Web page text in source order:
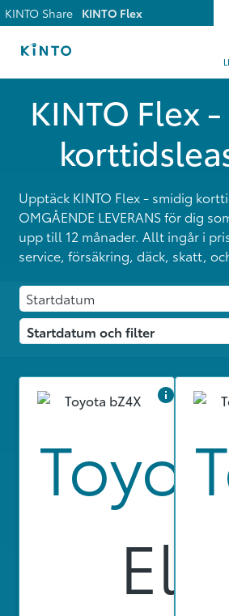
KINTO Share KINTO Flex
KINTO Flex
Upptäck KINTO Flex - smidig
OMGÅENDE LEVERANS för dig
upp till 12 månader. Allt ingår i
service, försäkring, däck, skatt,
Startdatum
Startdatum och filter